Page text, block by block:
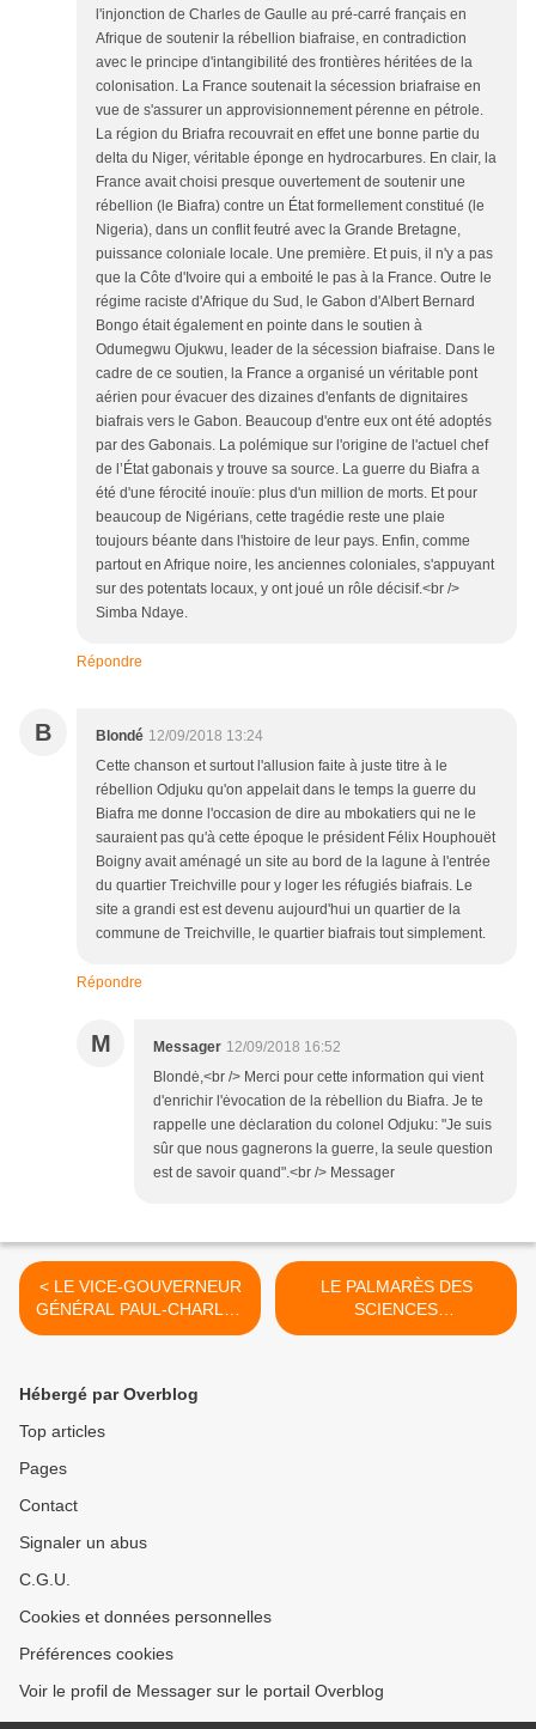
l'injonction de Charles de Gaulle au pré-carré français en
Afrique de soutenir la rébellion biafraise, en contradiction
avec le principe d'intangibilité des frontières héritées de la
colonisation. La France soutenait la sécession briafraise en
vue de s'assurer un approvisionnement pérenne en pétrole.
La région du Briafra recouvrait en effet une bonne partie du
delta du Niger, véritable éponge en hydrocarbures. En clair, la
France avait choisi presque ouvertement de soutenir une
rébellion (le Biafra) contre un État formellement constitué (le
Nigeria), dans un conflit feutré avec la Grande Bretagne,
puissance coloniale locale. Une première. Et puis, il n'y a pas
que la Côte d'Ivoire qui a emboité le pas à la France. Outre le
régime raciste d'Afrique du Sud, le Gabon d'Albert Bernard
Bongo était également en pointe dans le soutien à
Odumegwu Ojukwu, leader de la sécession biafraise. Dans le
cadre de ce soutien, la France a organisé un véritable pont
aérien pour évacuer des dizaines d'enfants de dignitaires
biafrais vers le Gabon. Beaucoup d'entre eux ont été adoptés
par des Gabonais. La polémique sur l'origine de l'actuel chef
de l’État gabonais y trouve sa source. La guerre du Biafra a
été d'une férocité inouïe: plus d'un million de morts. Et pour
beaucoup de Nigérians, cette tragédie reste une plaie
toujours béante dans l'histoire de leur pays. Enfin, comme
partout en Afrique noire, les anciennes coloniales, s'appuyant
sur des potentats locaux, y ont joué un rôle décisif.<br />
Simba Ndaye.
Répondre
B Blondé 12/09/2018 13:24
Cette chanson et surtout l'allusion faite à juste titre à le
rébellion Odjuku qu'on appelait dans le temps la guerre du
Biafra me donne l'occasion de dire au mbokatiers qui ne le
sauraient pas qu'à cette époque le président Félix Houphouët
Boigny avait aménagé un site au bord de la lagune à l'entrée
du quartier Treichville pour y loger les réfugiés biafrais. Le
site a grandi est est devenu aujourd'hui un quartier de la
commune de Treichville, le quartier biafrais tout simplement.
Répondre
M Messager 12/09/2018 16:52
Blondė,<br /> Merci pour cette information qui vient
d'enrichir l'ėvocation de la rėbellion du Biafra. Je te
rappelle une dėclaration du colonel Odjuku: "Je suis
sûr que nous gagnerons la guerre, la seule question
est de savoir quand".<br /> Messager
< LE VICE-GOUVERNEUR
GÉNÉRAL PAUL-CHARLES
ERMENS.
LE PALMARÈS DES
SCIENCES
ÉCONOMIQUES DE 1954 À
Hébergé par Overblog
Top articles
Pages
Contact
Signaler un abus
C.G.U.
Cookies et données personnelles
Préférences cookies
Voir le profil de Messager sur le portail Overblog